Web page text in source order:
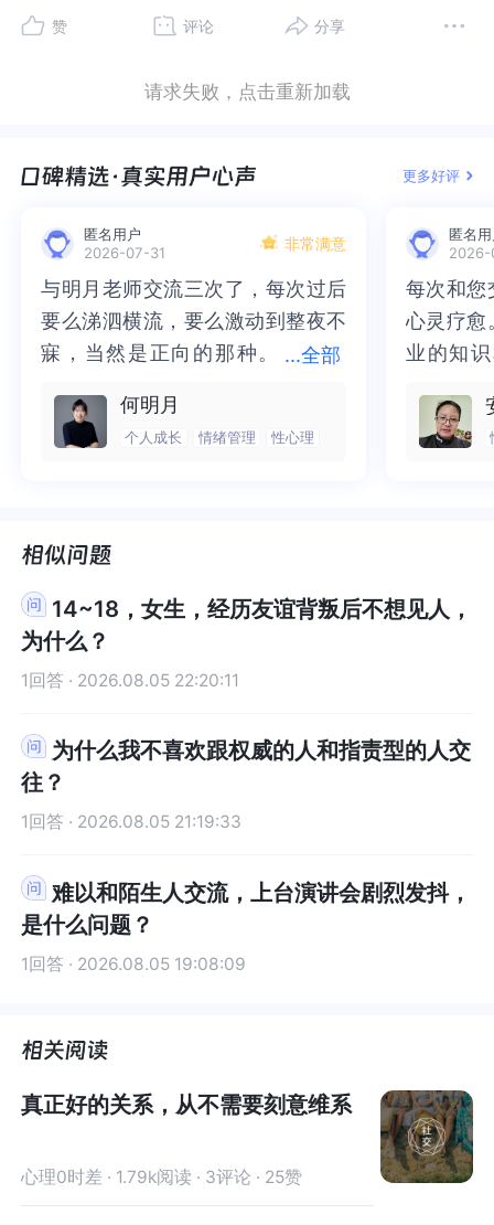
题，也请务必重视，做好自我关照，给自己更多的
聊自己的感受，不要一味的压抑，或者可以选择找
的时光，你擅长独立解决问题，那么这样的能力，
力量，也是你可以建立好自己生活的温度。以上就
是我全部的回答。感谢您的阅读。祝您一切安好。
视，做好自我关照，给自己更多的安全感。这个问
不要一味的压抑，或者可以选择找专业的心理从业
独立解决问题，那么这样的能力，也请用在善待自
以建立好自己生活的温度。以上就是我全部的回
答。感谢您的阅读。祝您一切安好。
赞 评论 分享
请求失败，点击重新加载
更多好评
匿名用户
2026-07-31
非常满意
...全部
与明月老师交流三次了，每次过后
要么涕泗横流，要么激动到整夜不
寐，当然是正向的那种。
来，觉得不必再踽踽独行，也不必
再困于桎梏，更不必觉得这半生所
前行。
与明月老师交流三次了，每次过后
要么涕泗横流，要么激动到整夜不
寐，当然是正向的那种。二十多年
不必再踽踽独行，也不必再困于桎
梏，更不必觉得这半生所积，靡有
行。
何明月
个人成长 情绪管理 性心理
匿名
2026-
每次和您
心灵疗愈
业的知
我喘不
逐渐释
每次和您
心灵疗愈
业的知识
气的情
然。感
14~18，女生，经历友谊背叛后不想见人，
为什么？
1回答 · 2026.08.05 22:20:11
为什么我不喜欢跟权威的人和指责型的人交
往？
1回答 · 2026.08.05 21:19:33
难以和陌生人交流，上台演讲会剧烈发抖，
是什么问题？
1回答 · 2026.08.05 19:08:09
真正好的关系，从不需要刻意维系
心理0时差 · 1.79k阅读 · 3评论 · 25赞